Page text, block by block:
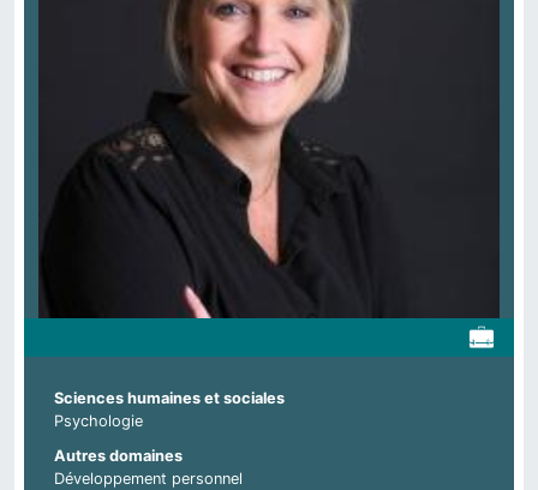
Sciences humaines et sociales
Psychologie
Autres domaines
Développement personnel